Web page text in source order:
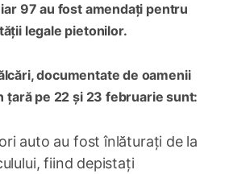
97 au fost amendați pentru
legale pietonilor.
documentate de oamenii
țară pe 22 și 23 februarie sunt:
auto au fost înlăturați de la
fiind depistați